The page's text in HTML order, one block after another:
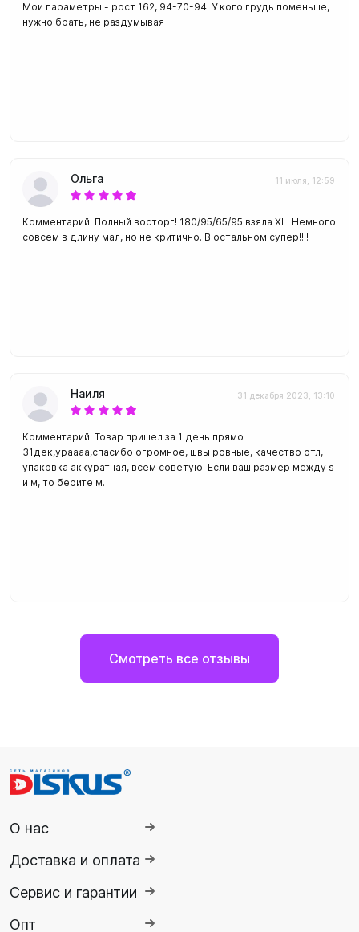
Мои параметры - рост 162, 94-70-94. У кого грудь поменьше,
нужно брать, не раздумывая
Ольга 11 июля, 12:59
Комментарий: Полный восторг! 180/95/65/95 взяла XL. Немного
совсем в длину мал, но не критично. В остальном супер!!!!
Наиля 31 декабря 2023, 13:10
Комментарий: Товар пришел за 1 день прямо
31дек,ураааа,спасибо огромное, швы ровные, качество отл,
упакрвка аккуратная, всем советую. Если ваш размер между s
и м, то берите м.
Смотреть все отзывы
О нас
Доставка и оплата
Сервис и гарантии
Опт